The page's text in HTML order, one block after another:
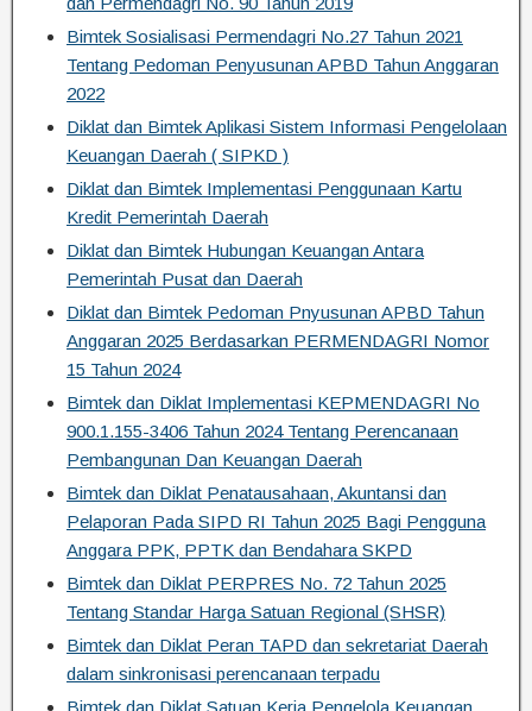
Bimtek Sosialisasi Permendagri No.27 Tahun 2021
Tentang Pedoman Penyusunan APBD Tahun Anggaran
2022
Diklat dan Bimtek Aplikasi Sistem Informasi Pengelolaan
Keuangan Daerah ( SIPKD )
Diklat dan Bimtek Implementasi Penggunaan Kartu
Kredit Pemerintah Daerah
Diklat dan Bimtek Hubungan Keuangan Antara
Pemerintah Pusat dan Daerah
Diklat dan Bimtek Pedoman Pnyusunan APBD Tahun
Anggaran 2025 Berdasarkan PERMENDAGRI Nomor
15 Tahun 2024
Bimtek dan Diklat Implementasi KEPMENDAGRI No
900.1.155-3406 Tahun 2024 Tentang Perencanaan
Pembangunan Dan Keuangan Daerah
Bimtek dan Diklat Penatausahaan, Akuntansi dan
Pelaporan Pada SIPD RI Tahun 2025 Bagi Pengguna
Anggara PPK, PPTK dan Bendahara SKPD
Bimtek dan Diklat PERPRES No. 72 Tahun 2025
Tentang Standar Harga Satuan Regional (SHSR)
Bimtek dan Diklat Peran TAPD dan sekretariat Daerah
dalam sinkronisasi perencanaan terpadu
Bimtek dan Diklat Satuan Kerja Pengelola Keuangan